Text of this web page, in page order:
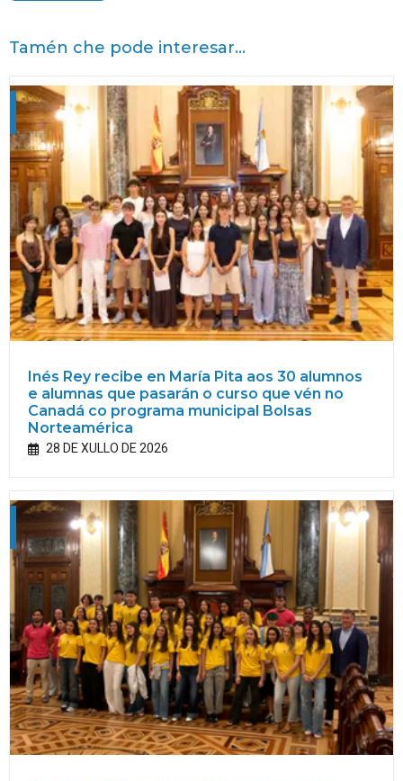
Tamén che pode interesar...
Inés Rey recibe en María Pita aos 30 alumnos
e alumnas que pasarán o curso que vén no
Canadá co programa municipal Bolsas
Norteamérica
28 DE XULLO DE 2026